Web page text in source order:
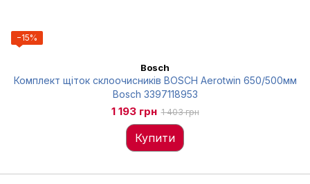
−15%
Bosch
Комплект щіток склоочисників BOSCH Aerotwin 650/500мм
Bosch 3397118953
1 193 грн 1 403 грн
Купити